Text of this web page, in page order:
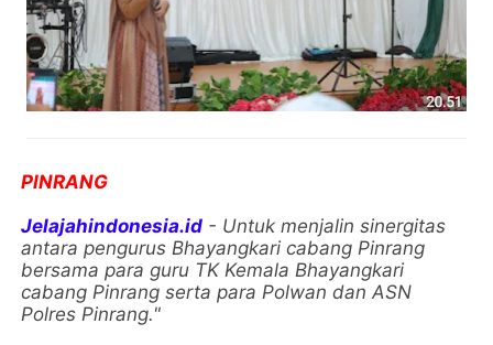
PINRANG
Jelajahindonesia.id - Untuk menjalin sinergitas
antara pengurus Bhayangkari cabang Pinrang
bersama para guru TK Kemala Bhayangkari
cabang Pinrang serta para Polwan dan ASN
Polres Pinrang."